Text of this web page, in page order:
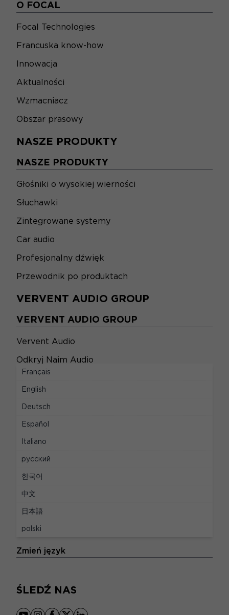
JĘZYKI
Zmień język
Français
English
Deutsch
Español
Italiano
русский
한국어
中文
日本語
polski
ŚLEDŹ NAS
O FOCAL
Focal Technologies
Francuska know-how
Innowacja
Aktualności
Wzmacniacz
Obszar prasowy
NASZE PRODUKTY
NASZE PRODUKTY
Głośniki o wysokiej wierności
Słuchawki
Zintegrowane systemy
Car audio
Profesjonalny dźwięk
Przewodnik po produktach
VERVENT AUDIO GROUP
VERVENT AUDIO GROUP
Vervent Audio
Odkryj Naim Audio
PRAWNY
Informacje prawne
Prywatność i zarządzanie cookie
Zasady danych osobowych
Deklaracja zgodności dla Unii Europejskiej
Preferencje dotyczące plików cookie
Warunki użytkowania